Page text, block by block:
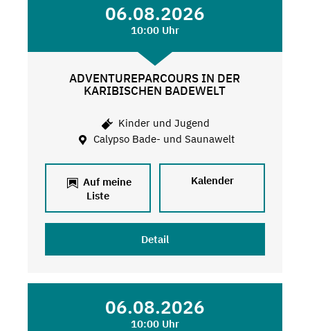
06.08.2026
10:00 Uhr
ADVENTUREPARCOURS IN DER
KARIBISCHEN BADEWELT
Kinder und Jugend
Calypso Bade- und Saunawelt
Auf meine
Liste
Kalender
Detail
06.08.2026
10:00 Uhr